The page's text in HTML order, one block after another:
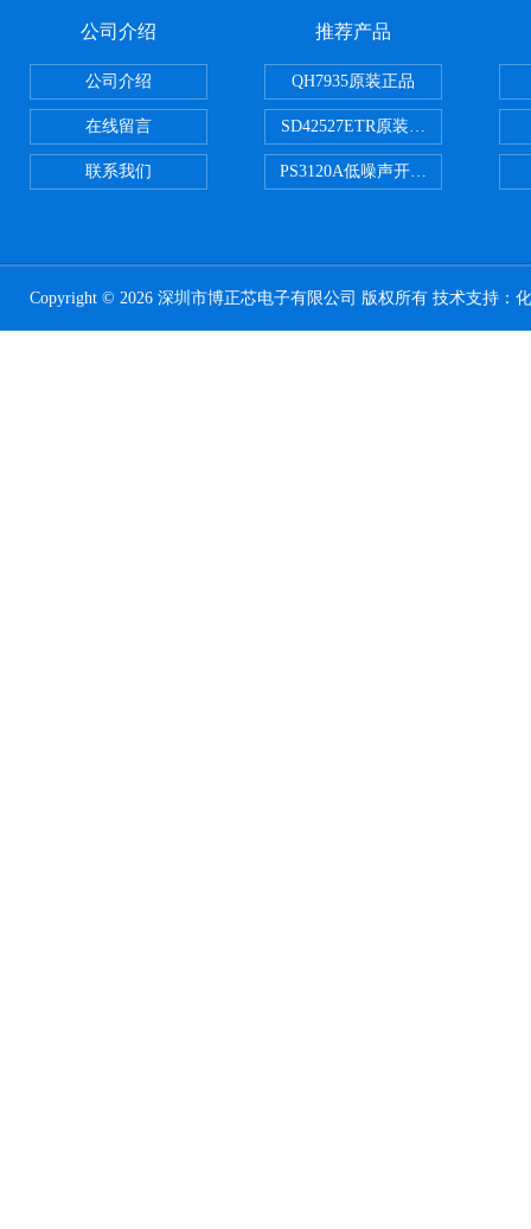
公司介绍
公司介绍
在线留言
联系我们
推荐产品
QH7935原装正品
SD42527ETR原装正品
PS3120A低噪声开关电容器原装正
Copyright © 2026 深圳市博正芯电子有限公司 版权所有 技术支持：